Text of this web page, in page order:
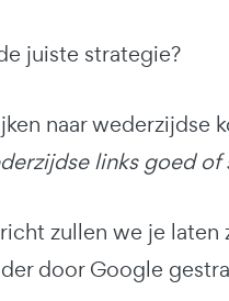
juiste strategie?
naar wederzijdse
links goed of
zullen we je
door Google